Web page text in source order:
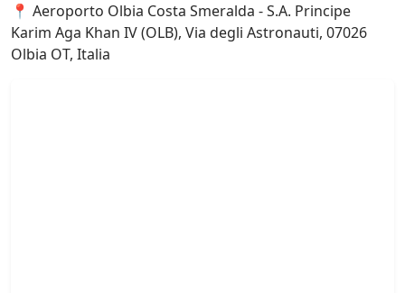
📍 Aeroporto Olbia Costa Smeralda - S.A. Principe
Karim Aga Khan IV (OLB), Via degli Astronauti, 07026
Olbia OT, Italia